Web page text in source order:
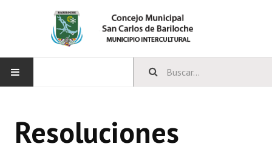
CONCEJO
Resoluciones